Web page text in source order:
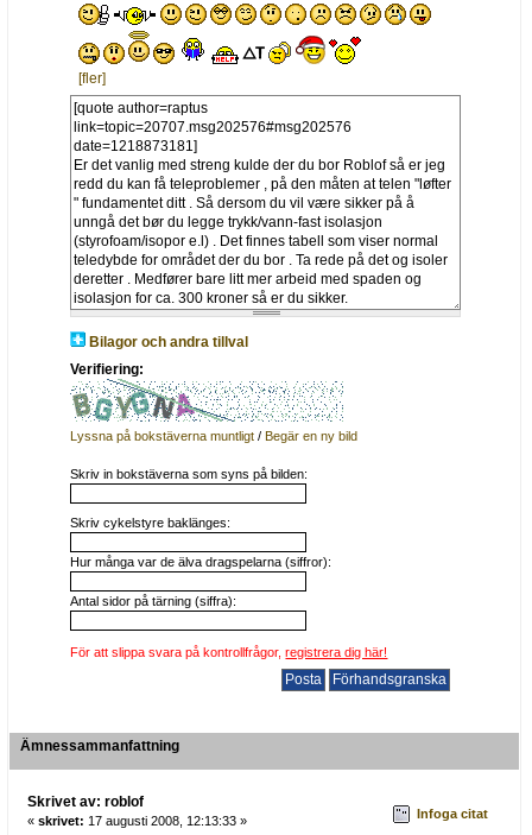
[fler]
Bilagor och andra tillval
Verifiering:
Lyssna på bokstäverna muntligt /Begär en ny bild
Skriv in bokstäverna som syns på bilden:
Skriv cykelstyre baklänges:
Hur många var de älva dragspelarna (siffror):
Antal sidor på tärning (siffra):
För att slippa svara på kontrollfrågor,registrera dig här!
Ämnessammanfattning
Skrivet av: roblof
« skrivet: 17 augusti 2008, 12:13:33 » Infoga citat